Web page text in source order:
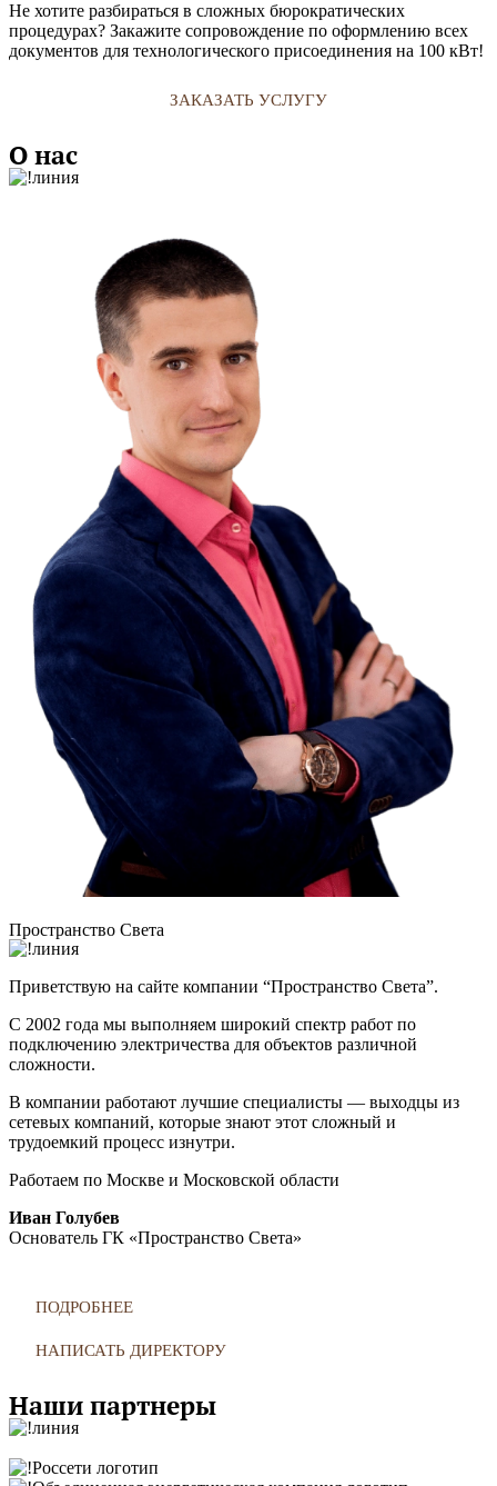
Не хотите разбираться в сложных бюрократических
процедурах? Закажите сопровождение по оформлению всех
документов для технологического присоединения на 100 кВт!
ЗАКАЗАТЬ УСЛУГУ
О нас
Пространство Света
Приветствую на сайте компании “Пространство Света”.
С 2002 года мы выполняем широкий спектр работ по
подключению электричества для объектов различной
сложности.
В компании работают лучшие специалисты — выходцы из
сетевых компаний, которые знают этот сложный и
трудоемкий процесс изнутри.
Работаем по Москве и Московской области
Иван Голубев
Основатель ГК «Пространство Света»
ПОДРОБНЕЕ
НАПИСАТЬ ДИРЕКТОРУ
Наши партнеры